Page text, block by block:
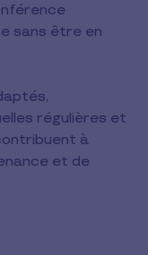
sans être en
régulières et
à
et de